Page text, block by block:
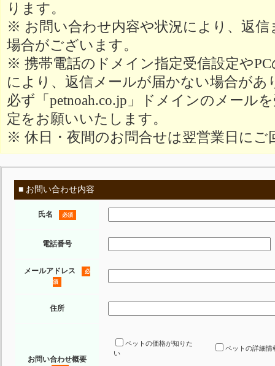
ります。
※ お問い合わせ内容や状況により、返
場合がございます。
※ 携帯電話のドメイン指定受信設定や
により、返信メールが届かない場合があ
必ず「petnoah.co.jp」ドメインのメール
定をお願いいたします。
※ 休日・夜間のお問合せは翌営業日にご
■ お問い合わせ内容
氏名 必須
電話番号
メールアドレス
必
須
住所
お問い合わせ概要
ペットの価格が知りた
い
ペットの詳細情